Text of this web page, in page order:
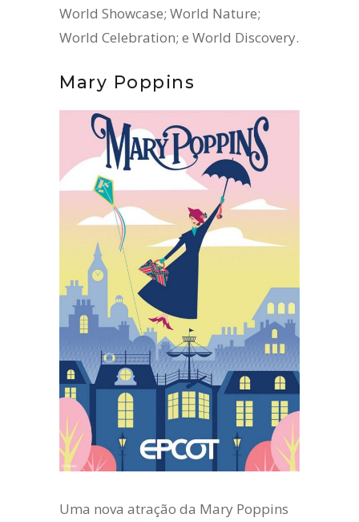
World Showcase; World Nature;
World Celebration; e World Discovery.
Mary Poppins
Uma nova atração da Mary Poppins